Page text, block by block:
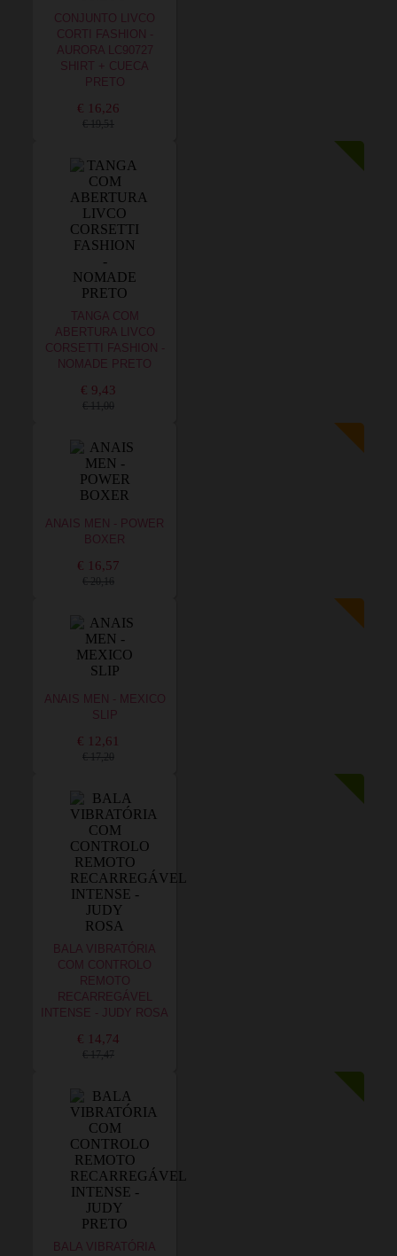
CONJUNTO LIVCO
CORTI FASHION -
AURORA LC90727
SHIRT + CUECA
PRETO
€ 16,26
€ 19,51
TANGA COM
ABERTURA LIVCO
CORSETTI FASHION -
NOMADE PRETO
€ 9,43
€ 11,00
ANAIS MEN - POWER
BOXER
€ 16,57
€ 20,16
ANAIS MEN - MEXICO
SLIP
€ 12,61
€ 17,20
BALA VIBRATÓRIA
COM CONTROLO
REMOTO
RECARREGÁVEL
INTENSE - JUDY ROSA
€ 14,74
€ 17,47
BALA VIBRATÓRIA